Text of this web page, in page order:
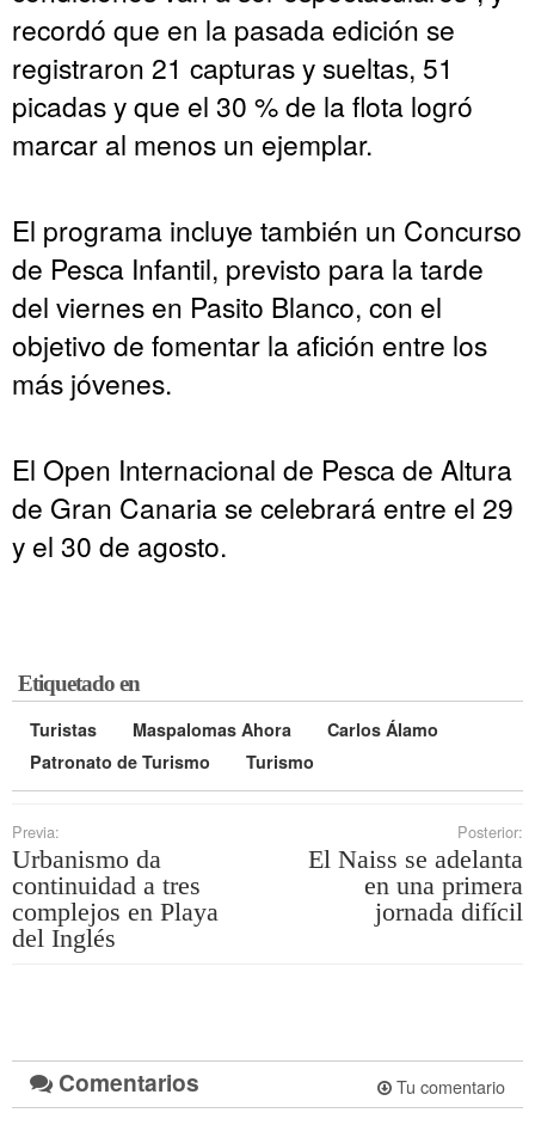
recordó que en la pasada edición se
registraron 21 capturas y sueltas, 51
picadas y que el 30 % de la flota logró
marcar al menos un ejemplar.
El programa incluye también un Concurso
de Pesca Infantil, previsto para la tarde
del viernes en Pasito Blanco, con el
objetivo de fomentar la afición entre los
más jóvenes.
El Open Internacional de Pesca de Altura
de Gran Canaria se celebrará entre el 29
y el 30 de agosto.
Etiquetado en
Turistas Maspalomas Ahora
Carlos Álamo
Patronato de Turismo
Turismo
Previa:
Urbanismo da
continuidad a tres
complejos en Playa
del Inglés
Posterior:
El Naiss se adelanta
en una primera
jornada difícil
Comentarios Tu comentario